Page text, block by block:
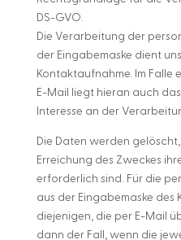
DS-GVO.
Die Verarbeitung der
der Eingabemaske dient
Kontaktaufnahme. Im Falle
E-Mail liegt hieran auch
Interesse an der
Die Daten werden
Erreichung des Zweckes
erforderlich sind. Für die
aus der Eingabemaske des
diejenigen, die per E-Mail
dann der Fall, wenn die